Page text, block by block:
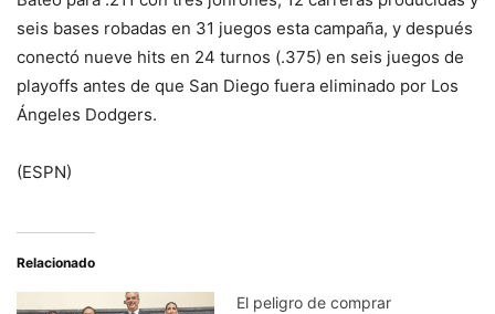
seis bases robadas en 31 juegos esta campaña, y después
conectó nueve hits en 24 turnos (.375) en seis juegos de
playoffs antes de que San Diego fuera eliminado por Los
Ángeles Dodgers.
(ESPN)
Relacionado
El peligro de comprar